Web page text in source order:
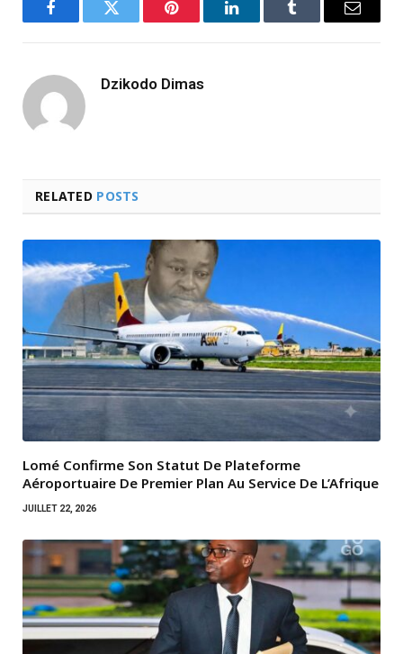
FacebookTwitter Pinterest LinkedInTumblr Email
Dzikodo Dimas
RELATED POSTS
Lomé Confirme Son Statut De Plateforme
Aéroportuaire De Premier Plan Au Service De L’Afrique
JUILLET 22, 2026